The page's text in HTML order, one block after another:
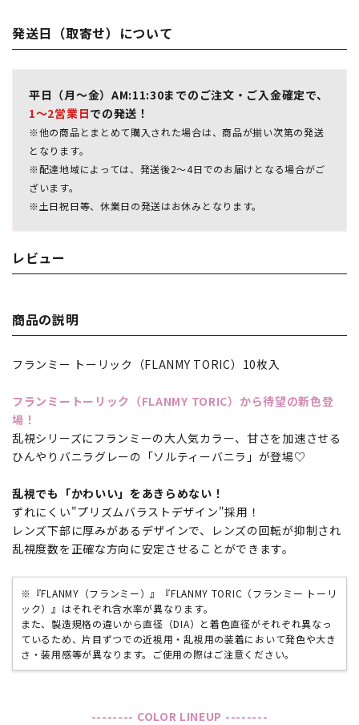
発送日（取寄せ）について
平日（月～金）AM:11:30までのご注文・ご入金確定で、
1～2営業日での発送！
※他の商品とまとめて購入された場合は、商品が揃い次第の発送
となります。
※配達地域によっては、発送後2～4日でのお届けとなる場合がご
ざいます。
※土日祝日等、休業日の発送はお休みとなります。
レビュー
商品の説明
フランミー トーリック（FLANMY TORIC）10枚入
フランミートーリック（FLANMY TORIC）から待望の新色登
場！
乱視シリーズにフランミーの大人気カラー、甘さを加速させる
ひんやりバニラグレーの「ソルティーバニラ」が登場♡
乱視でも「かわいい」をあきらめない！
ずれにくい"プリズムバラストデザイン"採用！
レンズ下部に厚みがあるデザインで、レンズの回転が抑制され
乱視度数を正確な方向に安定させることができます。
※『FLANMY（フランミー）』『FLANMY TORIC（フランミー トーリ
ック）』はそれぞれ含水率が異なります。
また、製造規格の違いから直径（DIA）と着色直径がそれぞれ異なっ
ているため、片目ずつでの近視用・乱視用の装着において発色や大き
さ・装用感等が異なります。ご使用の際はご注意ください。
-------- COLOR LINEUP --------